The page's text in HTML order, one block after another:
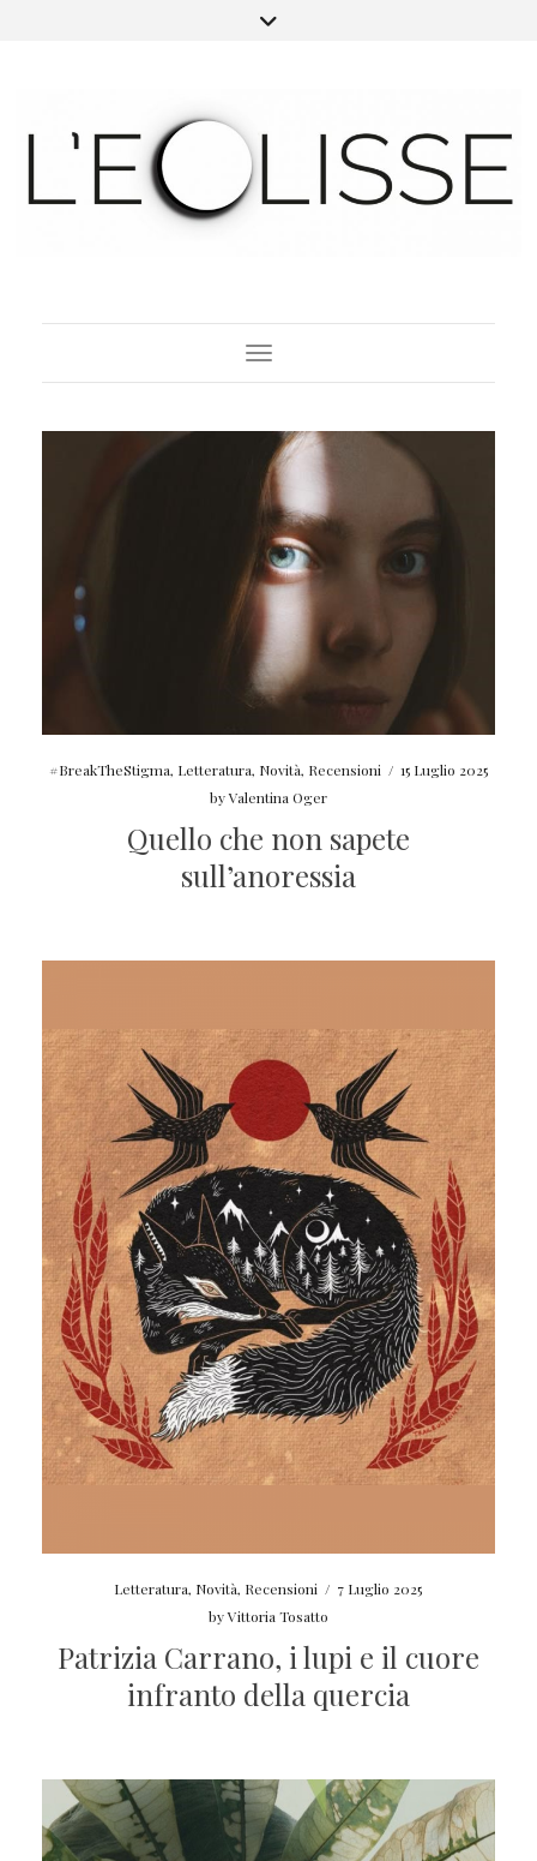
Toggle Navigation
#BreakTheStigma, Letteratura, Novità, Recensioni / 15 Luglio 2025
byValentina Oger
Quello che non sapete
sull’anoressia
Letteratura, Novità, Recensioni / 7 Luglio 2025
byVittoria Tosatto
Patrizia Carrano, i lupi e il cuore
infranto della quercia